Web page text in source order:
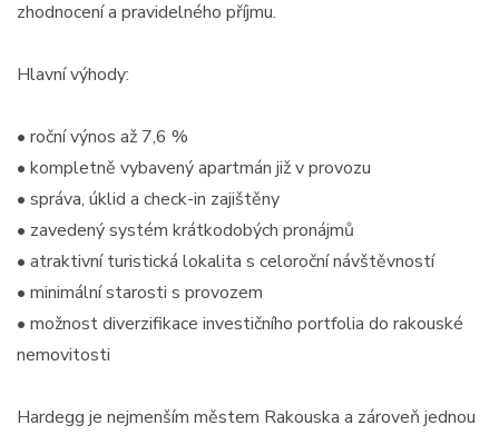
zhodnocení a pravidelného příjmu.
Hlavní výhody:
• roční výnos až 7,6 %
• kompletně vybavený apartmán již v provozu
• správa, úklid a check-in zajištěny
• zavedený systém krátkodobých pronájmů
• atraktivní turistická lokalita s celoroční návštěvností
• minimální starosti s provozem
• možnost diverzifikace investičního portfolia do rakouské
nemovitosti
Hardegg je nejmenším městem Rakouska a zároveň jednou